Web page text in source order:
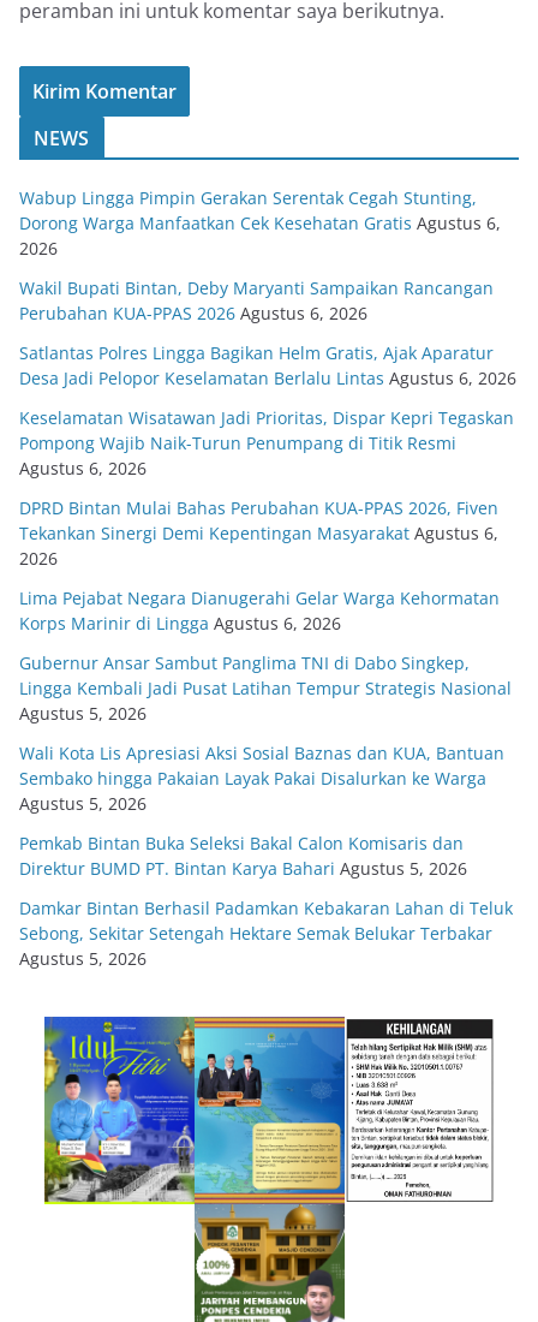
peramban ini untuk komentar saya berikutnya.
NEWS
Wabup Lingga Pimpin Gerakan Serentak Cegah Stunting,
Dorong Warga Manfaatkan Cek Kesehatan Gratis Agustus 6,
2026
Wakil Bupati Bintan, Deby Maryanti Sampaikan Rancangan
Perubahan KUA-PPAS 2026 Agustus 6, 2026
Satlantas Polres Lingga Bagikan Helm Gratis, Ajak Aparatur
Desa Jadi Pelopor Keselamatan Berlalu Lintas Agustus 6, 2026
Keselamatan Wisatawan Jadi Prioritas, Dispar Kepri Tegaskan
Pompong Wajib Naik-Turun Penumpang di Titik Resmi
Agustus 6, 2026
DPRD Bintan Mulai Bahas Perubahan KUA-PPAS 2026, Fiven
Tekankan Sinergi Demi Kepentingan Masyarakat Agustus 6,
2026
Lima Pejabat Negara Dianugerahi Gelar Warga Kehormatan
Korps Marinir di Lingga Agustus 6, 2026
Gubernur Ansar Sambut Panglima TNI di Dabo Singkep,
Lingga Kembali Jadi Pusat Latihan Tempur Strategis Nasional
Agustus 5, 2026
Wali Kota Lis Apresiasi Aksi Sosial Baznas dan KUA, Bantuan
Sembako hingga Pakaian Layak Pakai Disalurkan ke Warga
Agustus 5, 2026
Pemkab Bintan Buka Seleksi Bakal Calon Komisaris dan
Direktur BUMD PT. Bintan Karya Bahari Agustus 5, 2026
Damkar Bintan Berhasil Padamkan Kebakaran Lahan di Teluk
Sebong, Sekitar Setengah Hektare Semak Belukar Terbakar
Agustus 5, 2026